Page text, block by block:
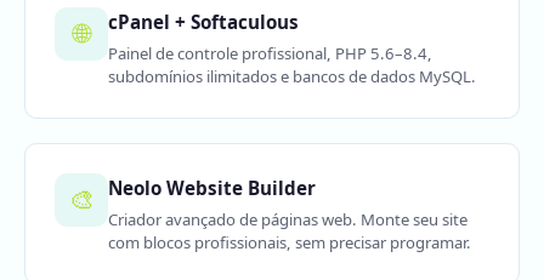
🌐 cPanel + Softaculous
Painel de controle profissional, PHP 5.6–8.4,
subdomínios ilimitados e bancos de dados MySQL.
🎨 Neolo Website Builder
Criador avançado de páginas web. Monte seu site
com blocos profissionais, sem precisar programar.